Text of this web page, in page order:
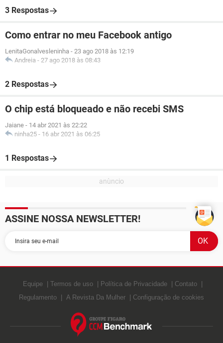
3 Respostas
Como entrar no meu Facebook antigo
LenitaGonalvesleninha - 23 ago 2018 às 12:19
Andreia - 27 ago 2018 às 08:43
2 Respostas
O chip está bloqueado e não recebi SMS
Jaiane - 14 abr 2021 às 22:22
ninha25 - 16 abr 2021 às 06:25
1 Respostas
ASSINE NOSSA NEWSLETTER!
Equipe Termos de uso Política de Privacidade
Contato
Regulamento
A Revista Da Mulher Configuração de cookies